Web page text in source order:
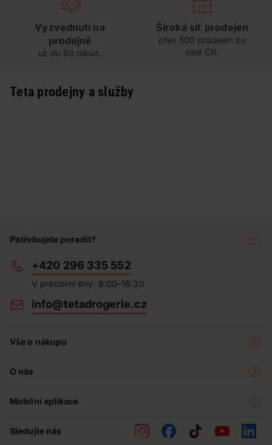
Vyzvednutí na
prodejně
už do 60 minut.
Široká síť prodejen
přes 500 prodejen po
celé ČR.
Teta prodejny a služby
Potřebujete poradit?
+420 296 335 552
V pracovní dny: 8:00–16:30
info@tetadrogerie.cz
Vše o nákupu
Prodejny
Obchodní podmínky
O nás
Teta pomáhá
Mobilní aplikace
Sledujte nás